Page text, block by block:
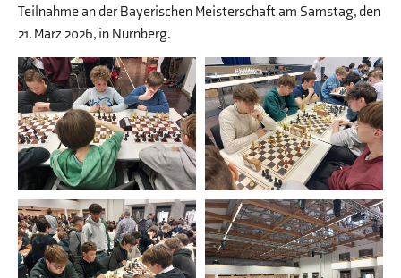
Teilnahme an der Bayerischen Meisterschaft am Samstag, den
21. März 2026, in Nürnberg.